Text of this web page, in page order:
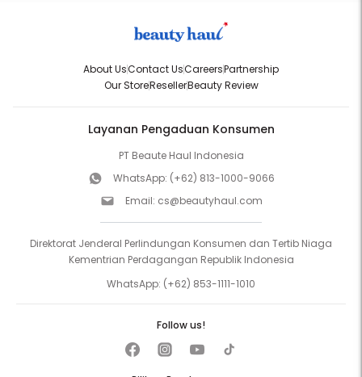
About UsContact UsCareersPartnership
Our StoreResellerBeauty Review
Layanan Pengaduan Konsumen
PT Beaute Haul Indonesia
WhatsApp: (+62) 813-1000-9066
Email: cs@beautyhaul.com
Direktorat Jenderal Perlindungan Konsumen dan Tertib Niaga
Kementrian Perdagangan Republik Indonesia
WhatsApp: (+62) 853-1111-1010
Follow us!